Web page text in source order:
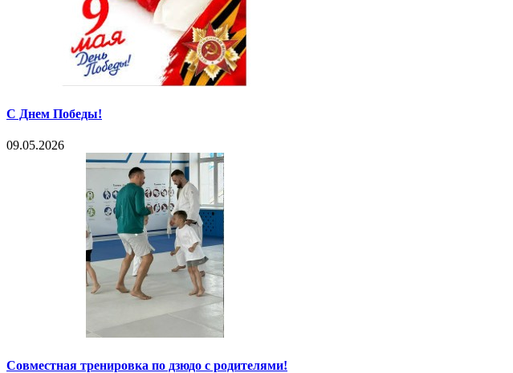
С Днем Победы!
09.05.2026
Совместная тренировка по дзюдо с родителями!